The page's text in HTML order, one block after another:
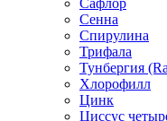
Сафлор
Сенна
Спирулина
Трифала
Тунбергия
Хлорофилл
Цинк
Циссус